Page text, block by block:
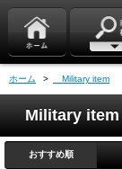
ホーム > Military item
Military item
おすすめ順